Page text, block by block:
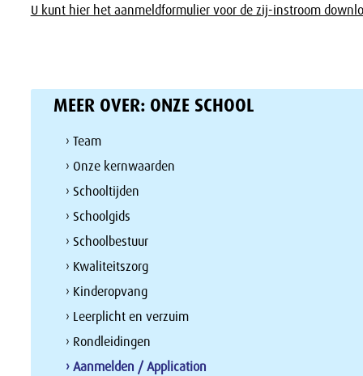
U kunt hier het aanmeldformulier voor de zij-instroom
MEER OVER: ONZE SCHOOL
› Team
› Onze kernwaarden
› Schooltijden
› Schoolgids
› Schoolbestuur
› Kwaliteitszorg
› Kinderopvang
› Leerplicht en verzuim
› Rondleidingen
› Aanmelden / Application